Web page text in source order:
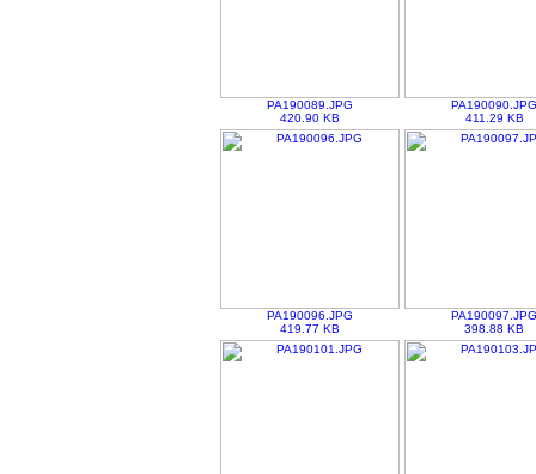
PA190089.JPG
420.90 KB
PA190090.JPG
411.29 KB
PA190096.JPG
419.77 KB
PA190097.JPG
398.88 KB